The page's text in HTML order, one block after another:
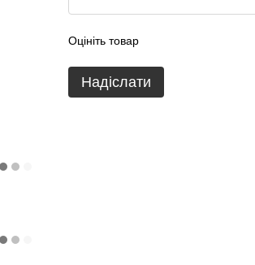
Оцініть товар
Надіслати